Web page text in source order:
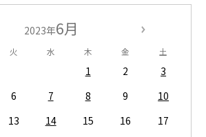
2023年6月
火 水 木 金 土
1 2
3
6 7 8 9
10
13 14 15 16
17